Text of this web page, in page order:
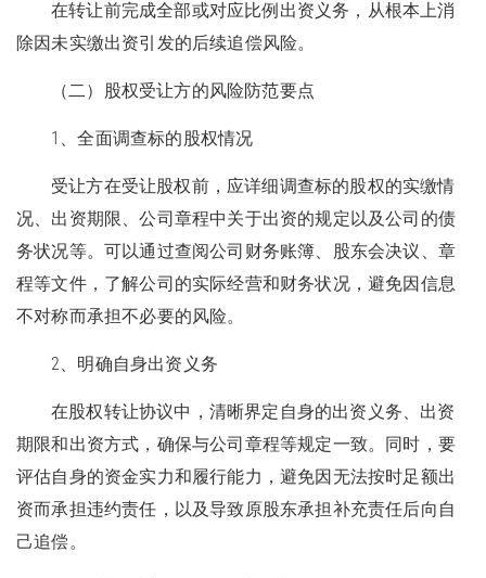
在转让前完成全部或对应比例出资义务，从根本上消
除因未实缴出资引发的后续追偿风险。
（二）股权受让方的风险防范要点
1、全面调查标的股权情况
受让方在受让股权前，应详细调查标的股权的实缴情
况、出资期限、公司章程中关于出资的规定以及公司的债
务状况等。可以通过查阅公司财务账簿、股东会决议、章
程等文件，了解公司的实际经营和财务状况，避免因信息
不对称而承担不必要的风险。
2、明确自身出资义务
在股权转让协议中，清晰界定自身的出资义务、出资
期限和出资方式，确保与公司章程等规定一致。同时，要
评估自身的资金实力和履行能力，避免因无法按时足额出
资而承担违约责任，以及导致原股东承担补充责任后向自
己追偿。